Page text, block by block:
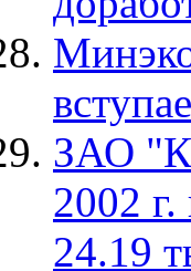
ЗАО
2002
24.19